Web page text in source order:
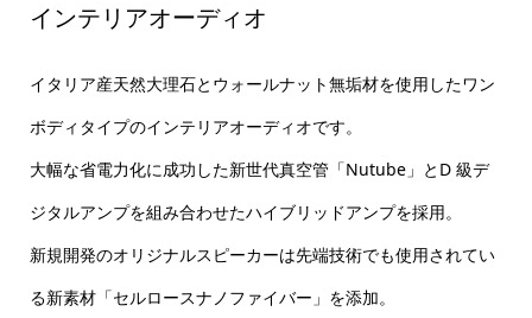
インテリアオーディオ
イタリア産天然大理石とウォールナット無垢材を使用したワン
ボディタイプのインテリアオーディオです。
大幅な省電力化に成功した新世代真空管「Nutube」とD 級デ
ジタルアンプを組み合わせたハイブリッドアンプを採用。
新規開発のオリジナルスピーカーは先端技術でも使用されてい
る新素材「セルロースナノファイバー」を添加。